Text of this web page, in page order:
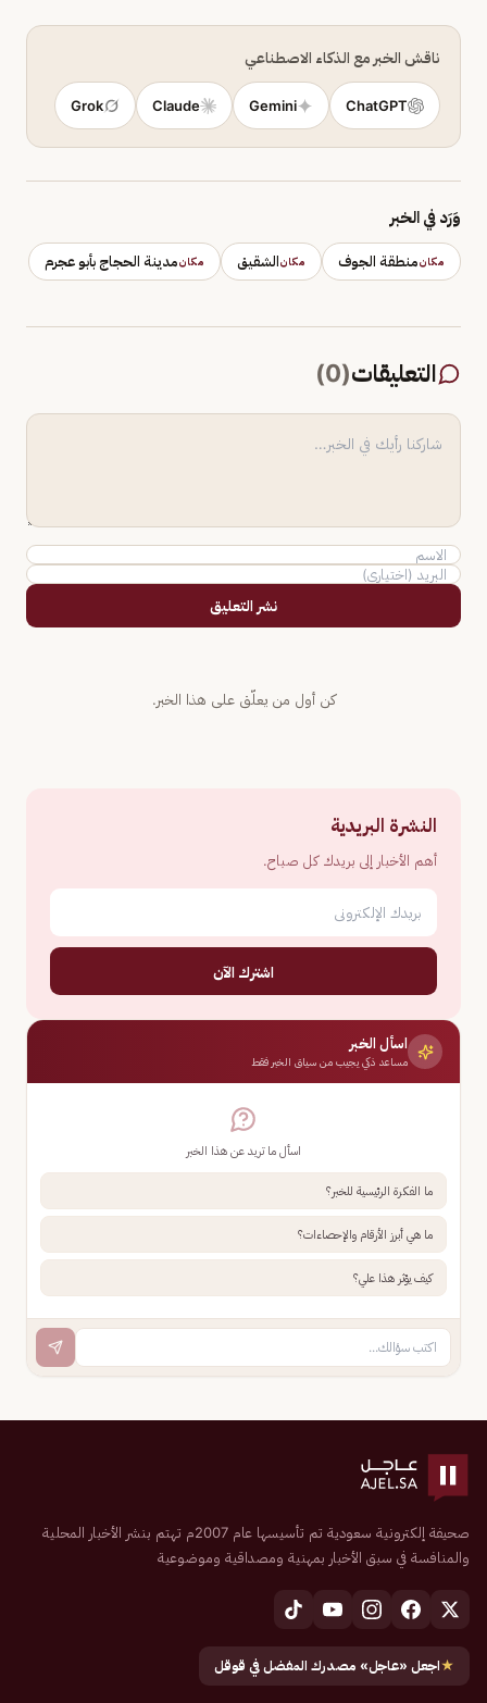
ناقش الخبر مع الذكاء الاصطناعي
ChatGPT
Gemini
Claude
Grok
وَرَد في الخبر
مكانمنطقة الجوف مكانالشقيق مكانمدينة الحجاج بأبو عجرم
التعليقات(
0
)
نشر التعليق
كن أول من يعلّق على هذا الخبر.
النشرة البريدية
أهم الأخبار إلى بريدك كل صباح.
اشترك الآن
اسأل الخبر
مساعد ذكي يجيب من سياق الخبر فقط
اسأل ما تريد عن هذا الخبر
ما الفكرة الرئيسية للخبر؟
ما هي أبرز الأرقام والإحصاءات؟
كيف يؤثر هذا علي؟
صحيفة إلكترونية سعودية تم تأسيسها عام 2007م تهتم بنشر الأخبار المحلية
والمنافسة في سبق الأخبار بمهنية ومصداقية وموضوعية
★اجعل «عاجل» مصدرك المفضل في قوقل